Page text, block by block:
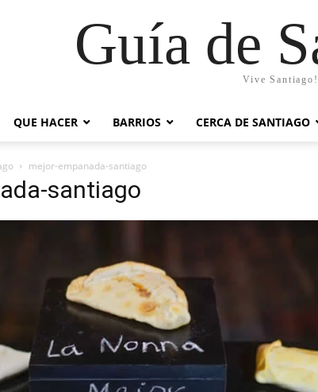
Guía de
Vive Santiago!
QUE HACER BARRIOS CERCA DE SANTIAGO
mejor-empanada-santiago
santiago